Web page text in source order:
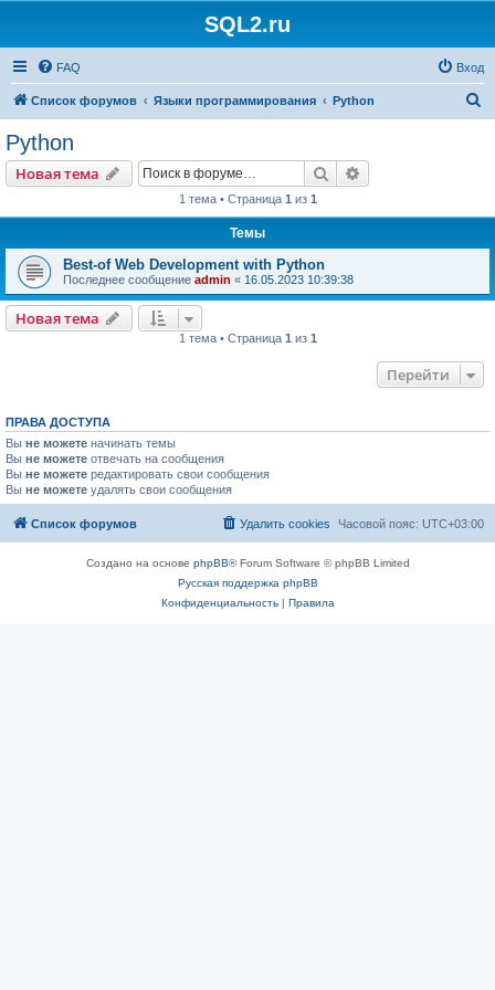
SQL2.ru
FAQ Вход
Список форумов Языки программирования Python
Python
Новая тема Поиск
1 тема • Страница 1 из 1
Темы
Best-of Web Development with Python
Последнее сообщение admin « 16.05.2023 10:39:38
Новая тема
1 тема • Страница 1 из 1
Перейти
ПРАВА ДОСТУПА
Вы не можете начинать темы
Вы не можете отвечать на сообщения
Вы не можете редактировать свои сообщения
Вы не можете удалять свои сообщения
Список форумов Часовой пояс: UTC+03:00
Удалить cookies
Создано на основе phpBB® Forum Software © phpBB Limited
Русская поддержка phpBB
Конфиденциальность| Правила